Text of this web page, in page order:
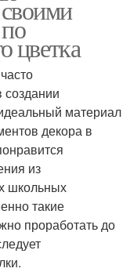
цветка
создании
материал
декора в
из
школьных
такие
проработать до